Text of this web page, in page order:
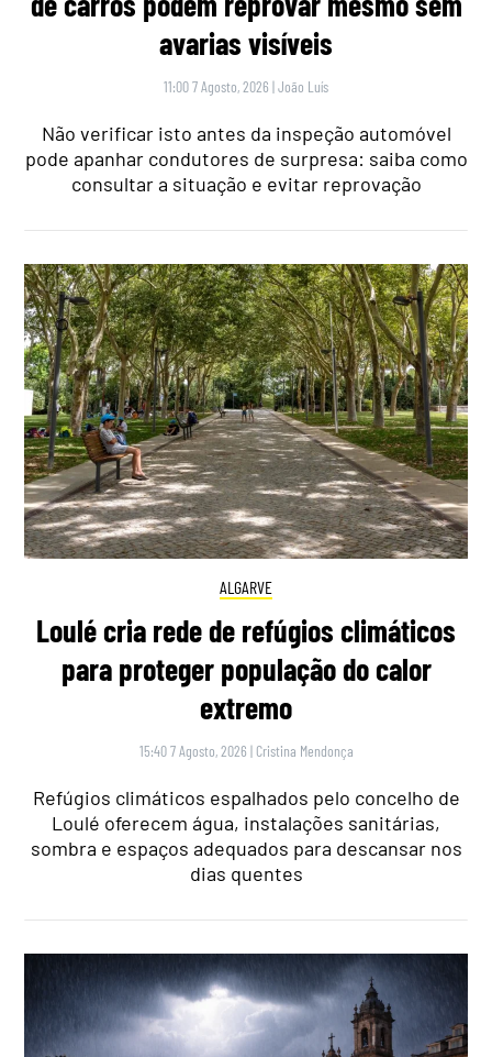
avarias visíveis
11:00 7 Agosto, 2026 |João Luís
Não verificar isto antes da inspeção automóvel
pode apanhar condutores de surpresa: saiba como
consultar a situação e evitar reprovação
ALGARVE
Loulé cria rede de refúgios climáticos
para proteger população do calor
extremo
15:40 7 Agosto, 2026 | Cristina Mendonça
Refúgios climáticos espalhados pelo concelho de
Loulé oferecem água, instalações sanitárias,
sombra e espaços adequados para descansar nos
dias quentes